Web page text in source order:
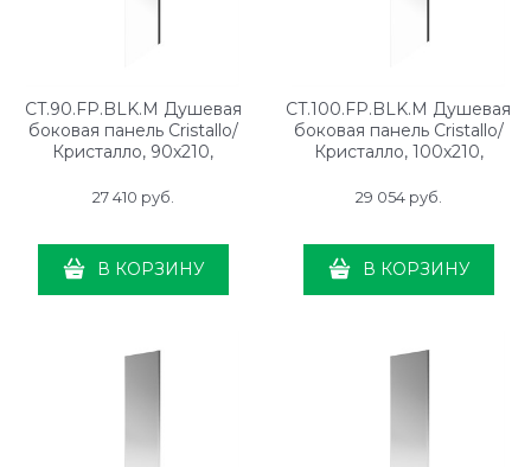
CT.90.FP.BLK.M Душевая
боковая панель Cristallo/
Кристалло, 90х210,
27 410 руб.
В КОРЗИНУ
CT.100.FP.BLK.M Душевая
боковая панель Cristallo/
Кристалло, 100х210,
29 054 руб.
В КОРЗИНУ